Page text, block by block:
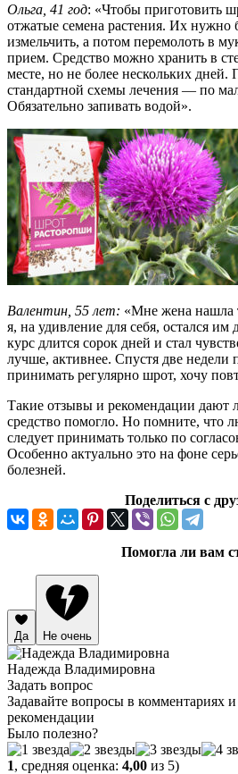
Ольга, 41 год: «Чтобы приготовить
отжатые семена растения. Их нужно
измельчить, а потом перемолоть в
прием. Средство можно хранить в
месте, но не более нескольких
стандартной схемы лечения — по
Обязательно запивать водой».
Валентин, 55 лет: «Мне жена нашла
я, на удивление для себя, остался им
курс длится сорок дней и стал
лучше, активнее. Спустя две недели
принимать регулярно шрот, хочу
Такие отзывы и рекомендации дают
средство помогло. Но помните, что
следует принимать только по
Особенно актуально это на фоне
болезней.
Поделиться с
Помогла ли вам
Да Не очень
Надежда Владимировна
Задать вопрос
Задавайте вопросы в комментариях
рекомендации
Было полезно?
1, средняя оценка: 4,00 из 5)